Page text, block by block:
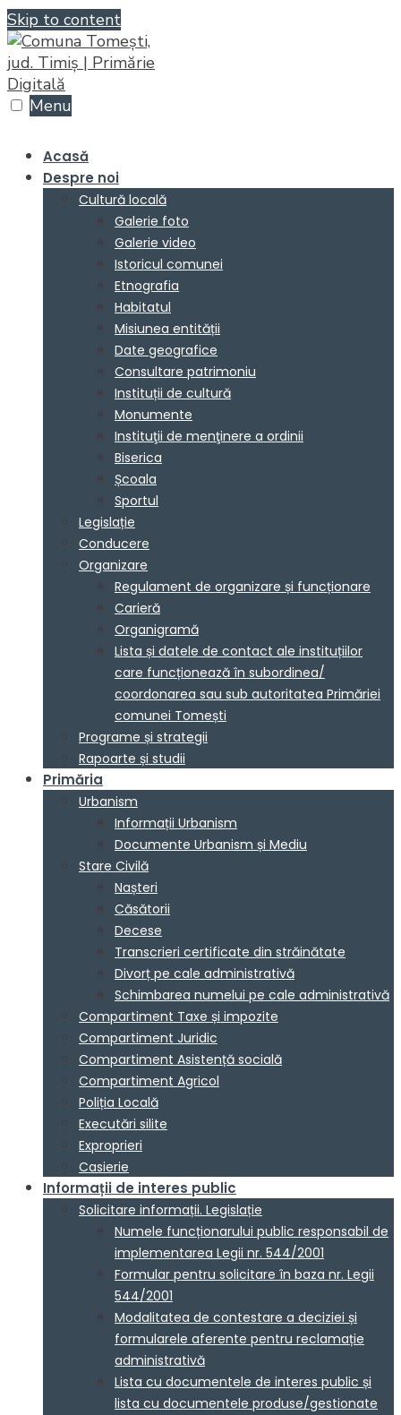
Skip to content
Menu
Acasă
Despre noi
Cultură locală
Galerie foto
Galerie video
Istoricul comunei
Etnografia
Habitatul
Misiunea entității
Date geografice
Consultare patrimoniu
Instituții de cultură
Monumente
Instituţii de menţinere a ordinii
Biserica
Școala
Sportul
Legislație
Conducere
Organizare
Regulament de organizare și funcționare
Carieră
Organigramă
Lista și datele de contact ale instituțiilor
care funcționează în subordinea/
coordonarea sau sub autoritatea Primăriei
comunei Tomești
Programe și strategii
Rapoarte și studii
Primăria
Urbanism
Informații Urbanism
Documente Urbanism și Mediu
Stare Civilă
Nașteri
Căsătorii
Decese
Transcrieri certificate din străinătate
Divorț pe cale administrativă
Schimbarea numelui pe cale administrativă
Compartiment Taxe și impozite
Compartiment Juridic
Compartiment Asistență socială
Compartiment Agricol
Poliția Locală
Executări silite
Exproprieri
Casierie
Informații de interes public
Solicitare informații. Legislație
Numele funcționarului public responsabil de
implementarea Legii nr. 544/2001
Formular pentru solicitare în baza nr. Legii
544/2001
Modalitatea de contestare a deciziei și
formularele aferente pentru reclamație
administrativă
Lista cu documentele de interes public și
lista cu documentele produse/gestionate